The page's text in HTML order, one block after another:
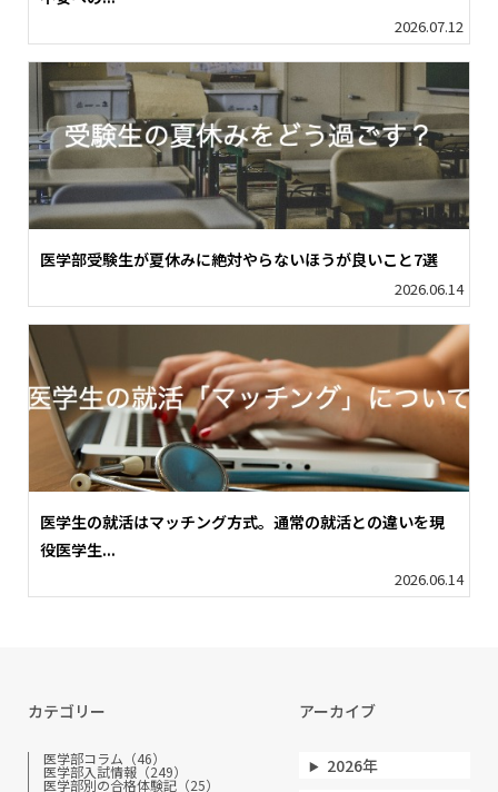
2026.07.12
医学部受験生が夏休みに絶対やらないほうが良いこと7選
2026.06.14
医学生の就活はマッチング方式。通常の就活との違いを現
役医学生...
2026.06.14
カテゴリー
医学部コラム（46）
医学部入試情報（249）
医学部別の合格体験記（25）
アーカイブ
2026年